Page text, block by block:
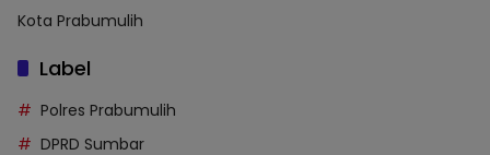
Kota Prabumulih
Label
Polres Prabumulih
DPRD Sumbar